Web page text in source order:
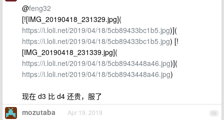
@feng32
[![IMG_20190418_231329.jpg](
https://i.loli.net/2019/04/18/5cb89433bc1b5.jpg)](
https://i.loli.net/2019/04/18/5cb89433bc1b5.jpg) [!
[IMG_20190418_231339.jpg](
https://i.loli.net/2019/04/18/5cb8943448a46.jpg)](
https://i.loli.net/2019/04/18/5cb8943448a46.jpg)
现在 d3 比 d4 还贵，服了
56
mozutaba Apr 19, 2019